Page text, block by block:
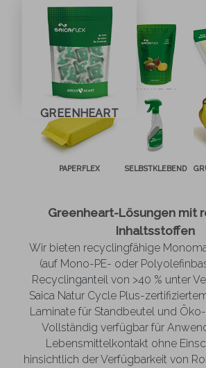
GREENHEART
MONOFLEX
PAPERFLEX SELBSTKLEBEND
Greenheart-Lösungen mit
Inhaltsstoffen
Wir bieten recyclingfähige
(auf Mono-PE- oder
Recyclinganteil von >40 % unter
Saica Natur Cycle Plus-
Laminate für Standbeutel und
Vollständig verfügbar für
Lebensmittelkontakt ohne
hinsichtlich der Verfügbarkeit von